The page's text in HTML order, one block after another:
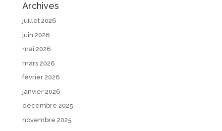
Archives
juillet 2026
juin 2026
mai 2026
mars 2026
février 2026
janvier 2026
décembre 2025
novembre 2025